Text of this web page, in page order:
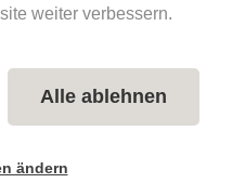
weiter verbessern.
Alle ablehnen
ändern